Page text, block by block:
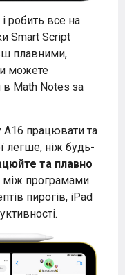
робить все на
Smart Script
плавними,
можете
в Math Notes за
A16 працювати та
легше, ніж будь-
та плавно
між програмами.
пирогів, iPad